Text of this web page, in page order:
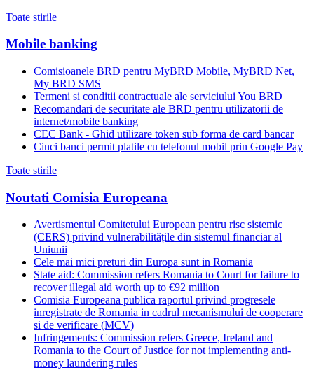
Toate stirile
Mobile banking
Comisioanele BRD pentru MyBRD Mobile, MyBRD Net,
My BRD SMS
Termeni si conditii contractuale ale serviciului You BRD
Recomandari de securitate ale BRD pentru utilizatorii de
internet/mobile banking
CEC Bank - Ghid utilizare token sub forma de card bancar
Cinci banci permit platile cu telefonul mobil prin Google Pay
Toate stirile
Noutati Comisia Europeana
Avertismentul Comitetului European pentru risc sistemic
(CERS) privind vulnerabilitățile din sistemul financiar al
Uniunii
Cele mai mici preturi din Europa sunt in Romania
State aid: Commission refers Romania to Court for failure to
recover illegal aid worth up to €92 million
Comisia Europeana publica raportul privind progresele
inregistrate de Romania in cadrul mecanismului de cooperare
si de verificare (MCV)
Infringements: Commission refers Greece, Ireland and
Romania to the Court of Justice for not implementing anti-
money laundering rules